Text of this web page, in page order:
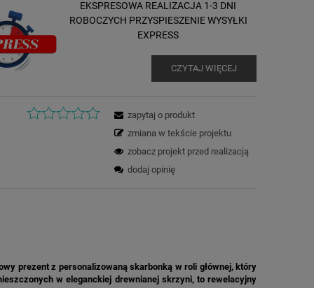
EKSPRESOWA REALIZACJA 1-3 DNI
ROBOCZYCH PRZYSPIESZENIE WYSYŁKI
EXPRESS
CZYTAJ WIĘCEJ
zapytaj o produkt
zmiana w tekście projektu
zobacz projekt przed realizacją
dodaj opinię
prezent z personalizowaną skarbonką w roli głównej, który
w eleganckiej drewnianej skrzyni, to rewelacyjny